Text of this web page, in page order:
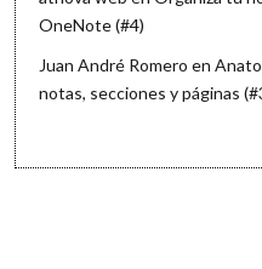
OneNote (#4)
Juan André Romero en
notas, secciones y páginas